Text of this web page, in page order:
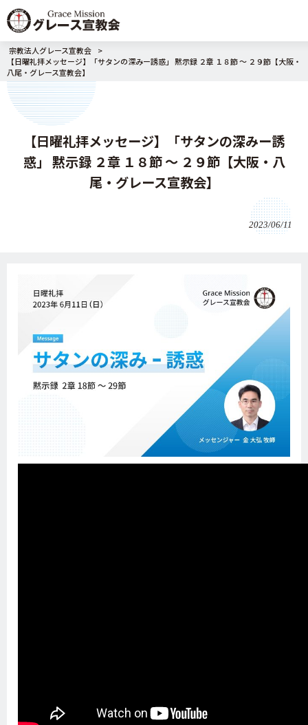
宗教法人グレース宣教会
>
【日曜礼拝メッセージ】「サタンの深みー誘惑」 黙示録 ２章 １８節 ～ ２９節【大阪・
八尾・グレース宣教会】
【日曜礼拝メッセージ】「サタンの深みー誘
惑」 黙示録 ２章 １８節 ～ ２９節【大阪・八
尾・グレース宣教会】
2023/06/11